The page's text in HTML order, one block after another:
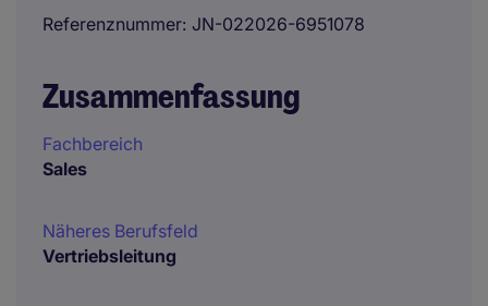
Referenznummer JN-022026-6951078
Zusammenfassung
Fachbereich
Sales
Näheres Berufsfeld
Vertriebsleitung